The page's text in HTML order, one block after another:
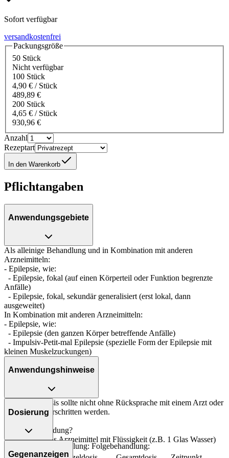
Sofort verfügbar
versandkostenfrei
Packungsgröße
50 Stück
Nicht verfügbar
100 Stück
4,90 € / Stück
489,89 €
200 Stück
4,65 € / Stück
930,96 €
Anzahl
Rezeptart
In den Warenkorb
Pflichtangaben
Anwendungsgebiete
Als alleinige Behandlung und in Kombination mit anderen
Arzneimitteln:
- Epilepsie, wie:
- Epilepsie, fokal (auf einen Körperteil oder Funktion begrenzte
Anfälle)
- Epilepsie, fokal, sekundär generalisiert (erst lokal, dann
ausgeweitet)
In Kombination mit anderen Arzneimitteln:
- Epilepsie, wie:
- Epilepsie (den ganzen Körper betreffende Anfälle)
- Impulsiv-Petit-mal Epilepsie (spezielle Form der Epilepsie mit
kleinen Muskelzuckungen)
Anwendungshinweise
Die Gesamtdosis sollte nicht ohne Rücksprache mit einem Arzt oder
Apotheker überschritten werden.
Art der Anwendung?
Nehmen Sie das Arzneimittel mit Flüssigkeit (z.B. 1 Glas Wasser)
Dosierung
Als alleinige Behandlung: Folgebehandlung:
Gegenanzeigen